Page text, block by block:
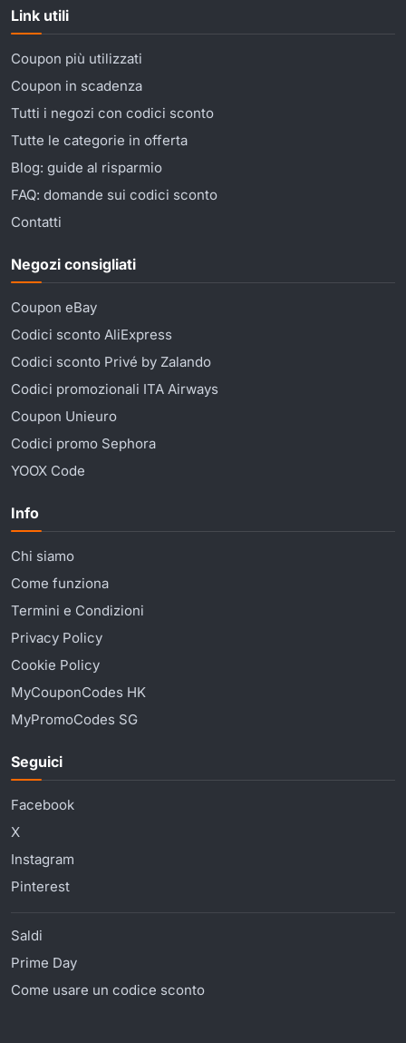
Link utili
Coupon più utilizzati
Coupon in scadenza
Tutti i negozi con codici sconto
Tutte le categorie in offerta
Blog: guide al risparmio
FAQ: domande sui codici sconto
Contatti
Negozi consigliati
Coupon eBay
Codici sconto AliExpress
Codici sconto Privé by Zalando
Codici promozionali ITA Airways
Coupon Unieuro
Codici promo Sephora
YOOX Code
Info
Chi siamo
Come funziona
Termini e Condizioni
Privacy Policy
Cookie Policy
MyCouponCodes HK
MyPromoCodes SG
Seguici
Facebook
X
Instagram
Pinterest
Saldi
Prime Day
Come usare un codice sconto